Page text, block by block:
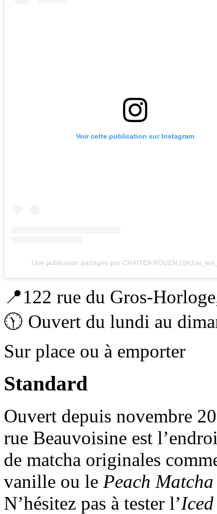
Voir cette publication sur Instagram
Une publication partagée par CHAITEA ROUEN
📍122 rue du Gros-
🕦 Ouvert du lundi au
Sur place ou à emporter
Standard
Ouvert depuis novembre
rue Beauvoisine est
de matcha originales
vanille ou le Peach
N’hésitez pas à tester l’